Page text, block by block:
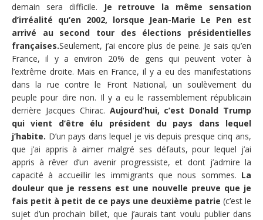
demain sera difficile.
Je retrouve la même sensation
d’irréalité qu’en 2002, lorsque Jean-Marie Le Pen est
arrivé au second tour des élections présidentielles
françaises.Seulement, j’ai encore plus de peine. Je sais qu’en
France, il y a environ 20% de gens qui peuvent voter à
l’extrême droite. Mais en France, il y a eu des manifestations
dans la rue contre le Front National, un soulèvement du
peuple pour dire non. Il y a eu le rassemblement républicain
derrière Jacques Chirac. Aujourd’hui, c’est Donald Trump
qui vient d’être élu président du pays dans lequel
j’habite. D’un pays dans lequel je vis depuis presque cinq ans,
que j’ai appris à aimer malgré ses défauts, pour lequel j’ai
appris à rêver d’un avenir progressiste, et dont j’admire la
capacité à accueillir les immigrants que nous sommes. La
douleur que je ressens est une nouvelle preuve que je
fais petit à petit de ce pays une deuxième patrie (c’est le
sujet d’un prochain billet, que j’aurais tant voulu publier dans